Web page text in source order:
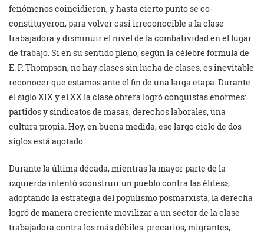
fenómenos coincidieron, y hasta cierto punto se co-
constituyeron, para volver casi irreconocible a la clase
trabajadora y disminuir el nivel de la combatividad en el lugar
de trabajo. Si en su sentido pleno, según la célebre formula de
E. P. Thompson, no hay clases sin lucha de clases, es inevitable
reconocer que estamos ante el fin de una larga etapa. Durante
el siglo XIX y el XX la clase obrera logró conquistas enormes:
partidos y sindicatos de masas, derechos laborales, una
cultura propia. Hoy, en buena medida, ese largo ciclo de dos
siglos está agotado.
Durante la última década, mientras la mayor parte de la
izquierda intentó «construir un pueblo contra las élites»,
adoptando la estrategia del populismo posmarxista, la derecha
logró de manera creciente movilizar a un sector de la clase
trabajadora contra los más débiles: precarios, migrantes,